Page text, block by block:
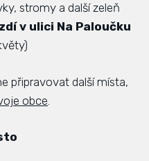
stromy a další zeleň
v ulici Na Paloučku
připravovat další místa,
obce